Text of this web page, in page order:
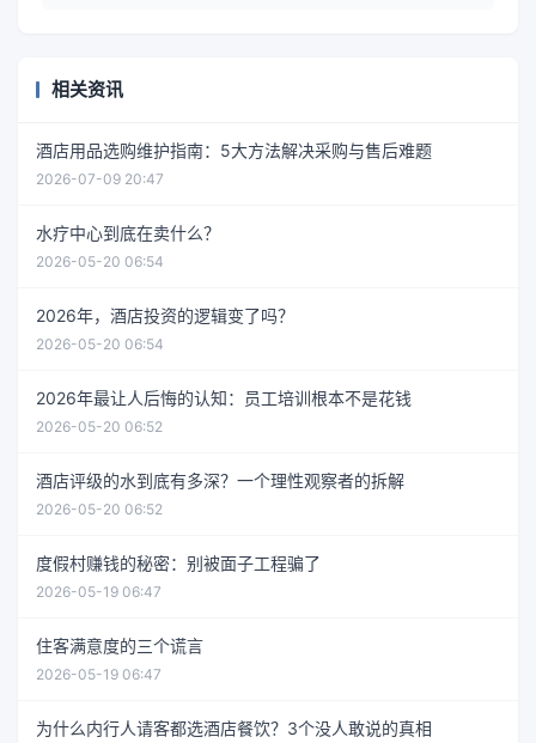
相关资讯
酒店用品选购维护指南：5大方法解决采购与售后难题
2026-07-09 20:47
水疗中心到底在卖什么？
2026-05-20 06:54
2026年，酒店投资的逻辑变了吗？
2026-05-20 06:54
2026年最让人后悔的认知：员工培训根本不是花钱
2026-05-20 06:52
酒店评级的水到底有多深？一个理性观察者的拆解
2026-05-20 06:52
度假村赚钱的秘密：别被面子工程骗了
2026-05-19 06:47
住客满意度的三个谎言
2026-05-19 06:47
为什么内行人请客都选酒店餐饮？3个没人敢说的真相